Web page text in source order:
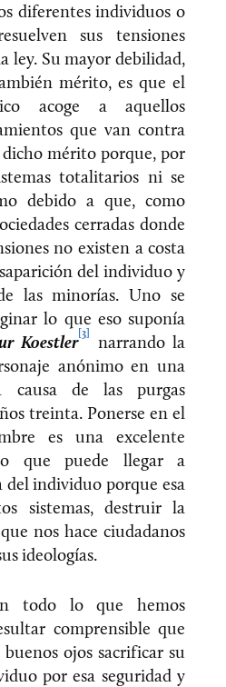
diferentes individuos o
sus tensiones
ley. Su mayor debilidad,
mérito, es que el
acoge a aquellos
que van contra
mérito porque, por
totalitarios ni se
debido a que, como
cerradas donde
no existen a costa
del individuo y
las minorías. Uno se
lo que eso suponía
Koestler
[3]
narrando la
anónimo en una
causa de las purgas
treinta. Ponerse en el
es una excelente
que puede llegar a
individuo porque esa
sistemas, destruir la
nos hace ciudadanos
ideologías.
todo lo que hemos
comprensible que
ojos sacrificar su
por esa seguridad y